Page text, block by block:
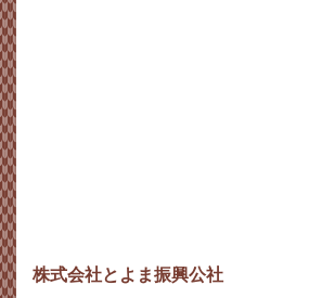
株式会社とよま振興公社